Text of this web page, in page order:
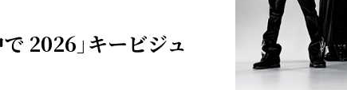
2026」キービジュ